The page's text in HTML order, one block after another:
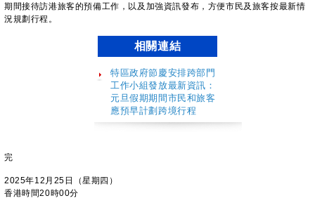
期間接待訪港旅客的預備工作，以及加強資訊發布，方便市民及旅客按最新情
況規劃行程。
相關連結
特區政府節慶安排跨部門
工作小組發放最新資訊：
元旦假期期間市民和旅客
應預早計劃跨境行程
完
2025年12月25日（星期四）
香港時間20時00分